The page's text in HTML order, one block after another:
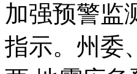
加强预警监
指示。州委